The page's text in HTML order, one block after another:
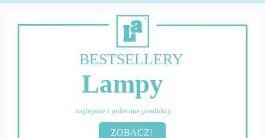
BESTSELLERY
Lampy
najlepsze i polecane produkty
ZOBACZ!